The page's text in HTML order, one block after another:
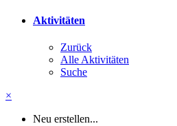
Aktivitäten
Zurück
Alle Aktivitäten
Suche
×
Neu erstellen...